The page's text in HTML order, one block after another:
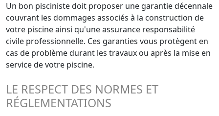
Un bon pisciniste doit proposer une garantie décennale
couvrant les dommages associés à la construction de
votre piscine ainsi qu'une assurance responsabilité
civile professionnelle. Ces garanties vous protègent en
cas de problème durant les travaux ou après la mise en
service de votre piscine.
LE RESPECT DES NORMES ET
RÉGLEMENTATIONS